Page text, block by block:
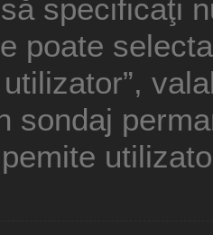
specificaţi
poate
sondaj